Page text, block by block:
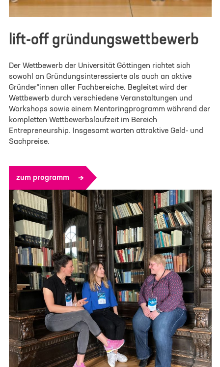
lift-off gründungswettbewerb
Der Wettbewerb der Universität Göttingen richtet sich
sowohl an Gründungsinteressierte als auch an aktive
Gründer*innen aller Fachbereiche. Begleitet wird der
Wettbewerb durch verschiedene Veranstaltungen und
Workshops sowie einem Mentoringprogramm während der
kompletten Wettbewerbslaufzeit im Bereich
Entrepreneurship. Insgesamt warten attraktive Geld- und
Sachpreise.
zum programm